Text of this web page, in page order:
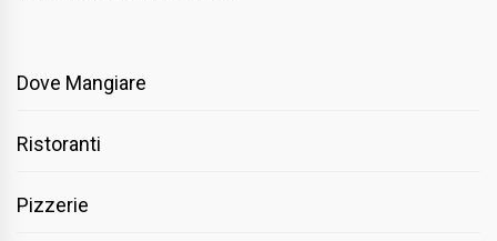
Dove Mangiare
Ristoranti
Pizzerie